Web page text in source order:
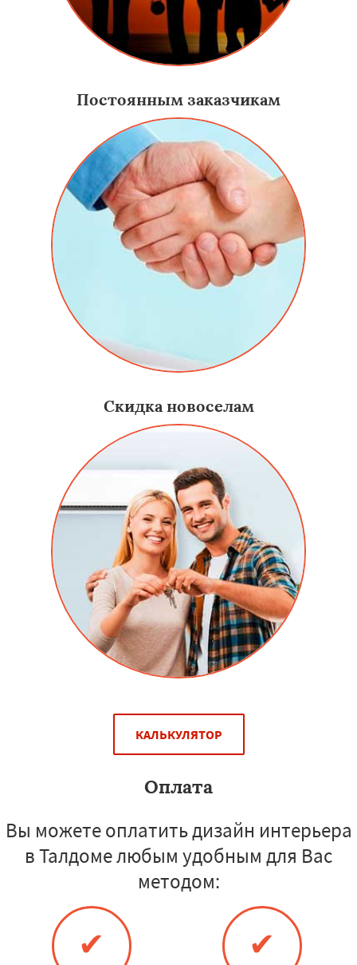
Постоянным заказчикам
Скидка новоселам
КАЛЬКУЛЯТОР
Оплата
Вы можете оплатить дизайн интерьера
в Талдоме любым удобным для Вас
методом:
✔ ✔